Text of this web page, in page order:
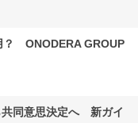
？ ONODERA GROUP
共同意思決定へ 新ガイ